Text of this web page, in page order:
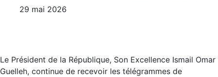
29 mai 2026
Le Président de la République, Son Excellence Ismail Omar
Guelleh, continue de recevoir les télégrammes de